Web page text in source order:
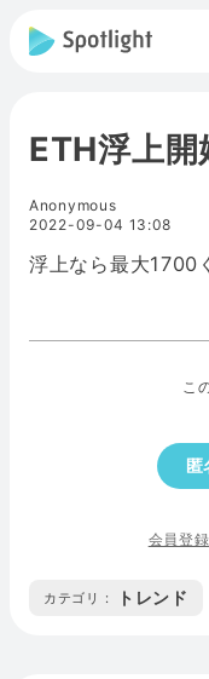
ETH浮上開
Anonymous
2022-09-04 13:08
浮上なら最大1700
こ
匿
会員登録
カテゴリ : トレンド